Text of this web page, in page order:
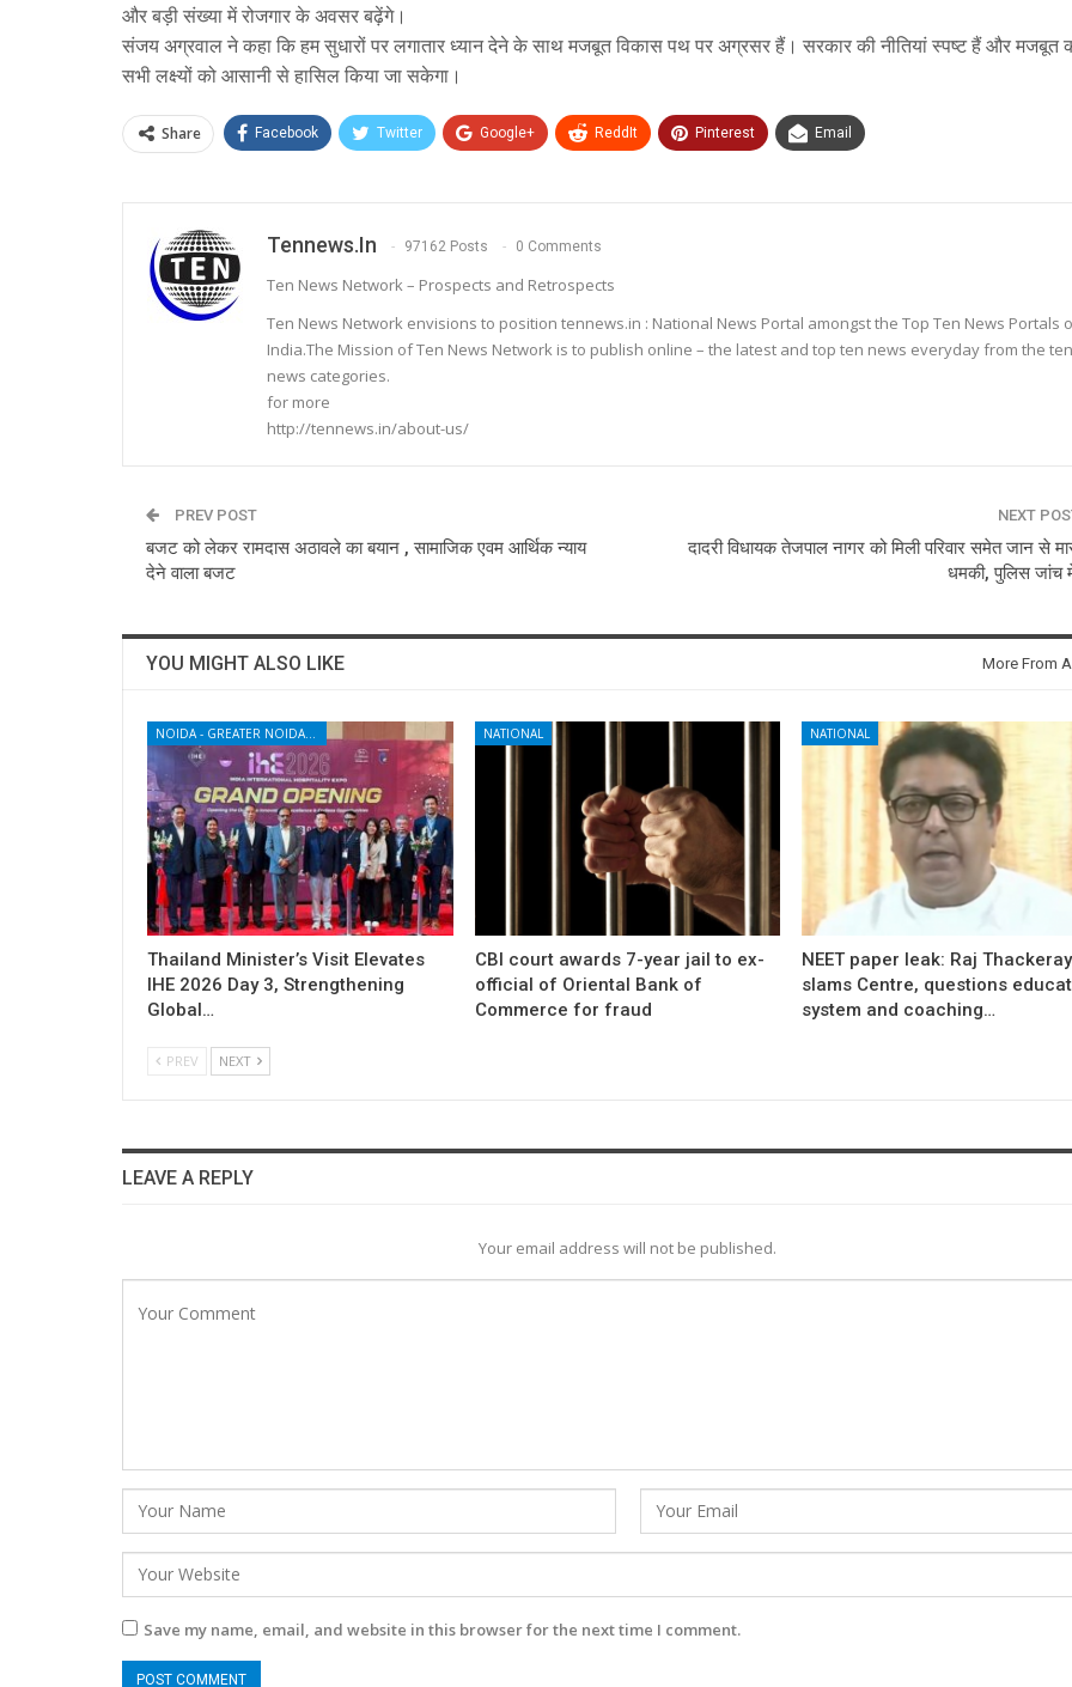
और बड़ी संख्या में रोजगार के अवसर बढ़ेंगे।
संजय अग्रवाल ने कहा कि हम सुधारों पर लगातार ध्यान देने के साथ मजबूत विकास पथ पर अग्रसर हैं। सरकार की नीतियां स्पष्ट हैं और मजबूत
सभी लक्ष्यों को आसानी से हासिल किया जा सकेगा।
Share Facebook Twitter Google+ ReddIt Pinterest Email
Tennews.in 97162 Posts 0 Comments
Ten News Network – Prospects and Retrospects
Ten News Network envisions to position tennews.in : National News Portal amongst the Top Ten News Portals
India.The Mission of Ten News Network is to publish online – the latest and top ten news everyday from the ten
news categories.
for more
http://tennews.in/about-us/
PREV POST
बजट को लेकर रामदास अठावले का बयान , सामाजिक एवम आर्थिक न्याय
देने वाला बजट
NEXT
दादरी विधायक तेजपाल नागर को मिली परिवार समेत जान से
धमकी, पुलिस जांच
YOU MIGHT ALSO LIKE More From
Thailand Minister’s Visit Elevates
IHE 2026 Day 3, Strengthening
Global…
NATIONAL
CBI court awards 7-year jail to ex-
official of Oriental Bank of
Commerce for fraud
NATIONAL
NEET paper leak: Raj Thackeray
slams Centre, questions
system and coaching…
PREV NEXT
LEAVE A REPLY
Your email address will not be published.
Save my name, email, and website in this browser for the next time I comment.